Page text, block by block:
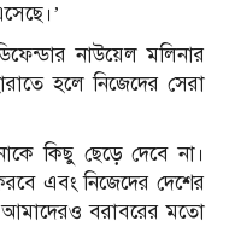
নাউয়েল মলিনার
হলে নিজেদের সেরা
কিছু ছেড়ে দেবে না।
এবং নিজেদের দেশের
আমাদেরও বরাবরের মতো